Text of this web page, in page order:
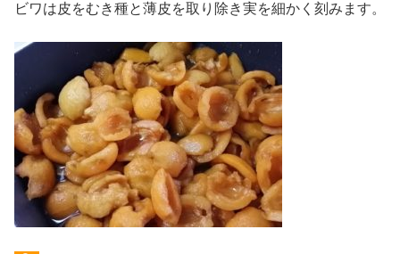
ビワは皮をむき種と薄皮を取り除き実を細かく刻みます。